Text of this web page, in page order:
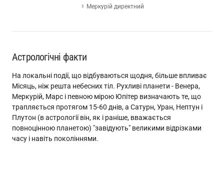
☿ Меркурій директний
Астрологічні факти
На локальні події, що відбуваються щодня, більше впливає
Місяць, ніж решта небесних тіл. Рухливі планети - Венера,
Меркурій, Марс і певною мірою Юпітер визначають те, що
трапляється протягом 15-60 днів, а Сатурн, Уран, Нептун і
Плутон (в астрології він, як і раніше, вважається
повноцінною планетою) "завідують" великими відрізками
часу і навіть поколіннями.